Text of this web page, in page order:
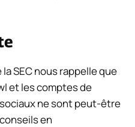
SEC nous rappelle que
et les comptes de
ne sont peut-être
en